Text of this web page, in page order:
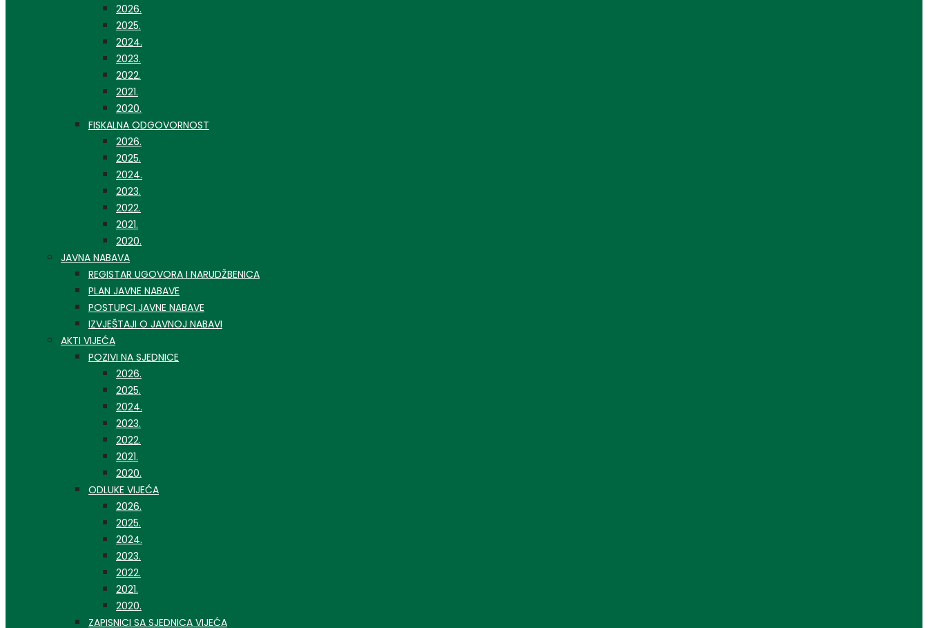
2026.
2025.
2024.
2023.
2022.
2021.
2020.
FISKALNA ODGOVORNOST
2026.
2025.
2024.
2023.
2022.
2021.
2020.
JAVNA NABAVA
REGISTAR UGOVORA I NARUDŽBENICA
PLAN JAVNE NABAVE
POSTUPCI JAVNE NABAVE
IZVJEŠTAJI O JAVNOJ NABAVI
AKTI VIJEĆA
POZIVI NA SJEDNICE
2026.
2025.
2024.
2023.
2022.
2021.
2020.
ODLUKE VIJEĆA
2026.
2025.
2024.
2023.
2022.
2021.
2020.
ZAPISNICI SA SJEDNICA VIJEĆA